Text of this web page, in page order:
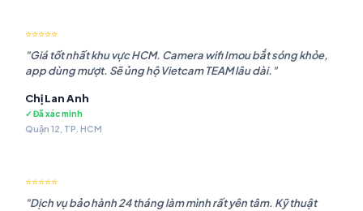
⭐⭐⭐⭐⭐
"Giá tốt nhất khu vực HCM. Camera wifi Imou bắt sóng khỏe,
app dùng mượt. Sẽ ủng hộ Vietcam TEAM lâu dài."
Chị Lan Anh
✓ Đã xác minh
Quận 12, TP. HCM
⭐⭐⭐⭐⭐
"Dịch vụ bảo hành 24 tháng làm mình rất yên tâm. Kỹ thuật